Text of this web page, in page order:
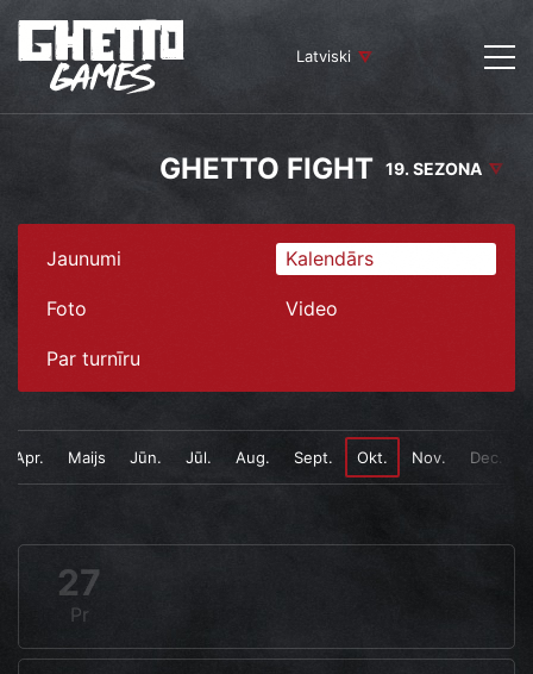
Latviski
GHETTO FIGHT 19. SEZONA
Jaunumi Kalendārs
Foto Video
Par turnīru
Apr. Maijs Jūn. Jūl. Aug. Sept. Okt. Nov. Dec.
27
Pr